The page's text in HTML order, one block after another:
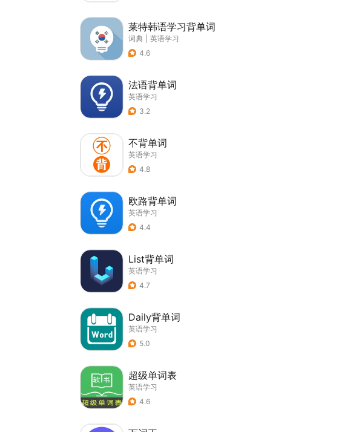
莱特韩语学习背单词
词典
英语学习
4.6
法语背单词
英语学习
3.2
不背单词
英语学习
4.8
欧路背单词
英语学习
4.4
List背单词
英语学习
4.7
Daily背单词
英语学习
5.0
超级单词表
英语学习
4.6